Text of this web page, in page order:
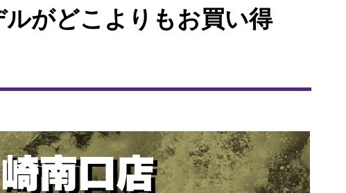
がどこよりもお買い得